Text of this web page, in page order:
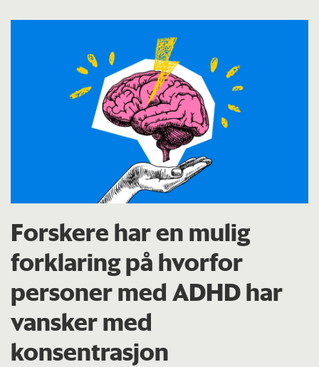
Forskere har en mulig
forklaring på hvorfor
personer med ADHD har
vansker med
konsentrasjon